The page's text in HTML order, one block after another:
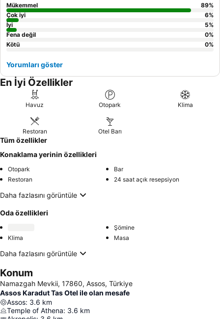
düşünebilirsiniz.
Mükemmel 89%
Çok iyi
6%
İyi
5%
Fena değil
0%
Kötü
0%
Yorumları göster
En İyi Özellikler
Havuz Otopark Klima
Restoran Otel Barı
Tüm özellikler
Konaklama yerinin özellikleri
Otopark
Bar
Restoran
24 saat açık resepsiyon
Daha fazlasını görüntüle
Oda özellikleri
Şömine
Klima
Masa
Daha fazlasını görüntüle
Konum
Namazgah Mevkii, 17860, Assos, Türkiye
Assos Karadut Tas Otel ile olan mesafe
Assos: 3.6 km
Temple of Athena: 3.6 km